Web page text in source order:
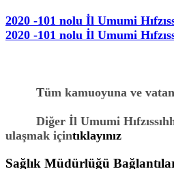
2020 -101 nolu İl Umumi
2020 -101 nolu İl Umumi
Tüm kamuoyuna ve
Diğer İl Umumi
ulaşmak içintıklayınız
Sağlık Müdürlüğü